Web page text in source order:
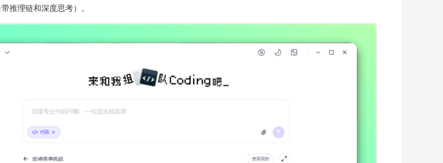
推理链和深度思考）。